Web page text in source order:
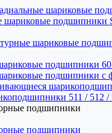
шариковые
подшипники
шариковые
подшипники 60
подшипники с
511 / 512 /
подшипники
подшипники